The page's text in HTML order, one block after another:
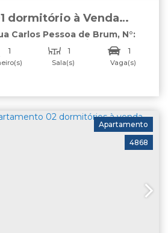
dormitório à Venda
Carlos Pessoa de Brum, N°:
Santo Antônio
Sul Brasil
1 1
Sala(s)
1
Vaga(s)
4868
Apartamento